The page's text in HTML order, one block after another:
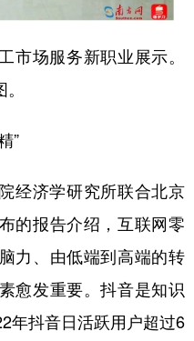
场服务新职业展示。
”
济学研究所联合北京
的报告介绍，互联网零
力、由低端到高端的转
愈发重要。抖音是知识
年抖音日活跃用户超过6